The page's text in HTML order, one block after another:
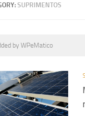
SUPRIMENTOS
by WPeMatico